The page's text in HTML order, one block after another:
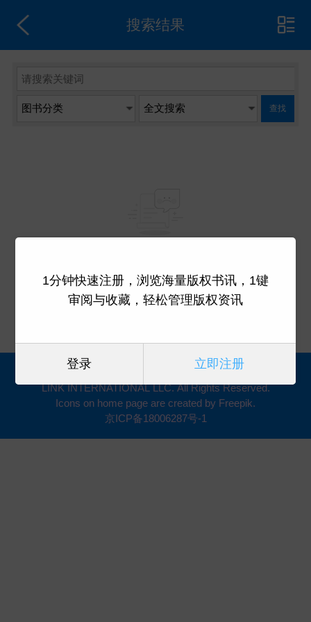
搜索结果
查找
Copyright (2005-2023) 凯琳国际文化版权代理 CA-
LINK INTERNATIONAL LLC. All Rights Reserved.
Icons on home page are created by Freepik.
京ICP备18006287号-1
1分钟快速注册，浏览海量版权书讯，1键
审阅与收藏，轻松管理版权资讯
登录 立即注册